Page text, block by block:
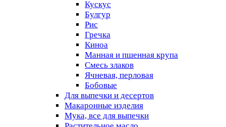
Кускус
Булгур
Рис
Гречка
Киноа
Манная и пшенная крупа
Смесь злаков
Ячневая, перловая
Бобовые
Для выпечки и десертов
Макаронные изделия
Мука, все для выпечки